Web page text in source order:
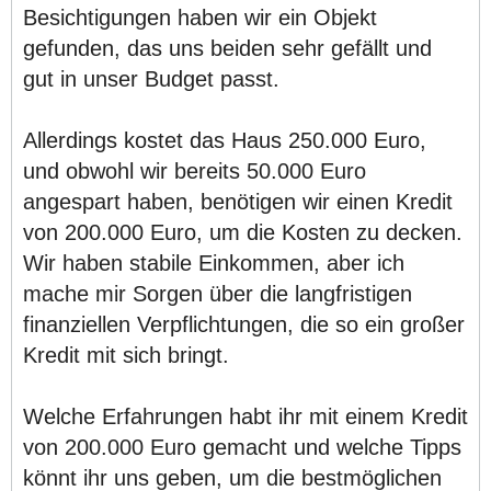
Besichtigungen haben wir ein Objekt
gefunden, das uns beiden sehr gefällt und
gut in unser Budget passt.
Allerdings kostet das Haus 250.000 Euro,
und obwohl wir bereits 50.000 Euro
angespart haben, benötigen wir einen Kredit
von 200.000 Euro, um die Kosten zu decken.
Wir haben stabile Einkommen, aber ich
mache mir Sorgen über die langfristigen
finanziellen Verpflichtungen, die so ein großer
Kredit mit sich bringt.
Welche Erfahrungen habt ihr mit einem Kredit
von 200.000 Euro gemacht und welche Tipps
könnt ihr uns geben, um die bestmöglichen